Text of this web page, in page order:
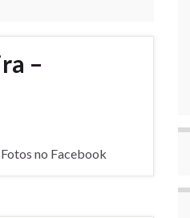
–
no Facebook